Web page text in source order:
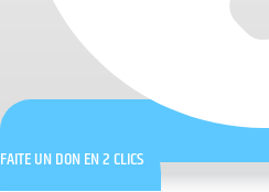
FAITE UN DON EN 2 CLICS